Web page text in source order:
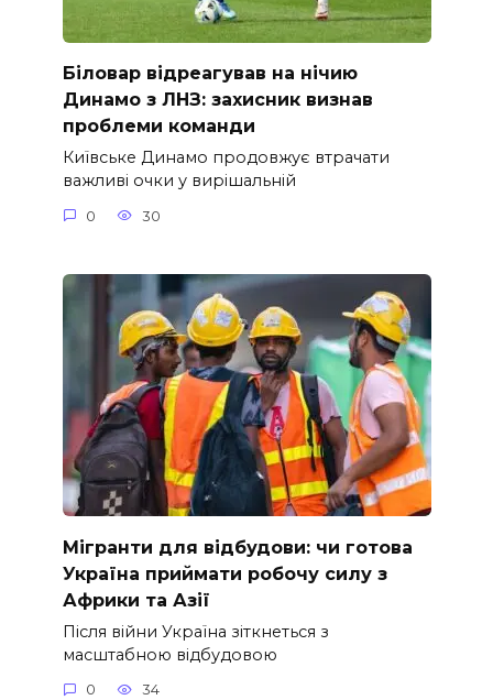
Біловар відреагував на нічию
Динамо з ЛНЗ: захисник визнав
проблеми команди
Київське Динамо продовжує втрачати
важливі очки у вирішальній
0 30
Мігранти для відбудови: чи готова
Україна приймати робочу силу з
Африки та Азії
Після війни Україна зіткнеться з
масштабною відбудовою
0 34